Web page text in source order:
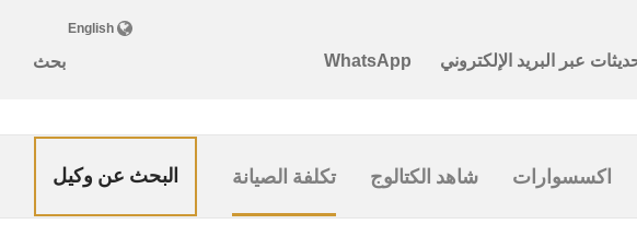
اكسسوارات شاهد الكتالوج تكلفة الصيانة البحث عن وكيل